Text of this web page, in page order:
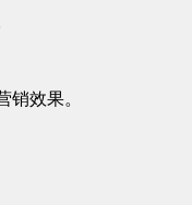
效果。